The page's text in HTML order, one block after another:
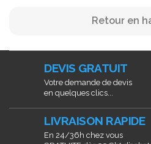
Retour en
DEVIS GRATUIT
Votre demande de devis
en quelques clics...
LIVRAISON RAPIDE
En 24/36h chez vous